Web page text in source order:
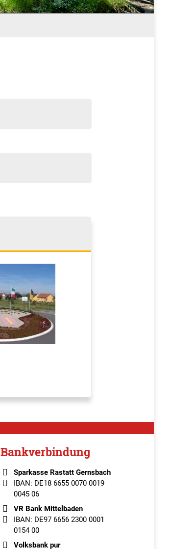
Bankverbindung
Sparkasse Rastatt Gernsbach
IBAN: DE18 6655 0070 0019
0045 06
VR Bank Mittelbaden
IBAN: DE97 6656 2300 0001
0154 00
Volksbank pur